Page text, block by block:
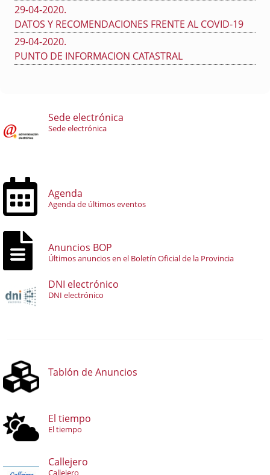
29-04-2020.
DATOS Y RECOMENDACIONES FRENTE AL COVID-19
29-04-2020.
PUNTO DE INFORMACION CATASTRAL
Sede electrónica
Sede electrónica
Agenda
Agenda de últimos eventos
Anuncios BOP
Últimos anuncios en el Boletín Oficial de la Provincia
DNI electrónico
DNI electrónico
Tablón de Anuncios
El tiempo
El tiempo
Callejero